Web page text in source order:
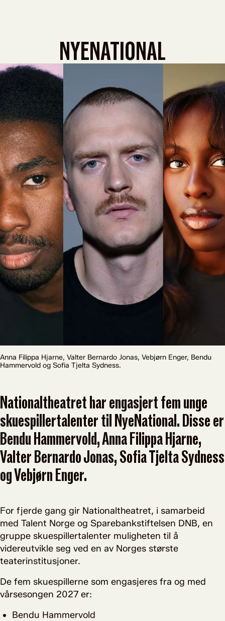
NYENATIONAL
Anna Filippa Hjarne, Valter Bernardo Jonas, Vebjørn Enger, Bendu
Hammervold og Sofia Tjelta Sydness.
Nationaltheatret har engasjert fem unge
skuespillertalenter til NyeNational. Disse er
Bendu Hammervold, Anna Filippa Hjarne,
Valter Bernardo Jonas, Sofia Tjelta Sydness
og Vebjørn Enger.
For fjerde gang gir Nationaltheatret, i samarbeid
med Talent Norge og Sparebankstiftelsen DNB, en
gruppe skuespillertalenter muligheten til å
videreutvikle seg ved en av Norges største
teaterinstitusjoner.
De fem skuespillerne som engasjeres fra og med
vårsesongen 2027 er:
Bendu Hammervold